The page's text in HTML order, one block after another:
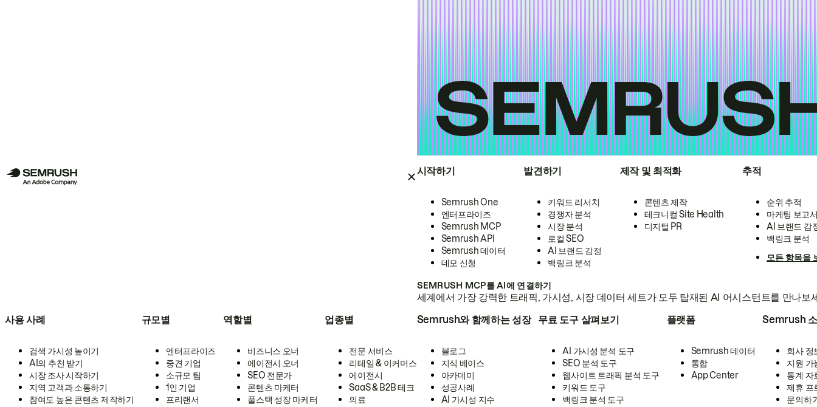
시작하기
Semrush One
엔터프라이즈
Semrush MCP
Semrush API
Semrush 데이터
데모 신청
발견하기
키워드 리서치
경쟁자 분석
시장 분석
로컬 SEO
AI 브랜드 감정
백링크 분석
제작 및 최적화
콘텐츠 제작
테크니컬 Site Health
디지털 PR
추적
순위 추적
마케팅 보고
AI 브랜드 감
백링크 분석
모든 항목을
SEMRUSH MCP를 AI에 연결하기
세계에서 가장 강력한 트래픽, 가시성, 시장 데이터 세트가 모두 탑재된 AI 어시스턴트를 만나보
사용 사례
검색 가시성 높이기
AI의 추천 받기
시장 조사 시작하기
지역 고객과 소통하기
참여도 높은 콘텐츠 제작하기
규모별
엔터프라이즈
중견 기업
소규모 팀
1인 기업
프리랜서
역할별
비즈니스 오너
에이전시 오너
SEO 전문가
콘텐츠 마케터
풀스택 성장 마케터
업종별
전문 서비스
리테일 & 이커머스
에이전시
SaaS & B2B 테크
의료
Semrush와 함께하는 성장
블로그
지식 베이스
아카데미
성공사례
AI 가시성 지수
무료 도구 살펴보기
AI 가시성 분석 도구
SEO 분석 도구
웹사이트 트래픽 분석 도구
키워드 도구
백링크 분석 도구
플랫폼
Semrush 데이터
통합
App Center
Semrush
회사 정
지원 가
통계 자
제휴 프
문의하